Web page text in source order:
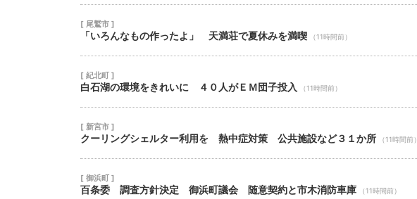
[ 尾鷲市 ]
「いろんなもの作ったよ」 天満荘で夏休みを満喫 （11時間前）
[ 紀北町 ]
白石湖の環境をきれいに ４０人がＥＭ団子投入 （11時間前）
[ 新宮市 ]
クーリングシェルター利用を 熱中症対策 公共施設など３１か所 （11時間前）
[ 御浜町 ]
百条委 調査方針決定 御浜町議会 随意契約と市木消防車庫 （11時間前）